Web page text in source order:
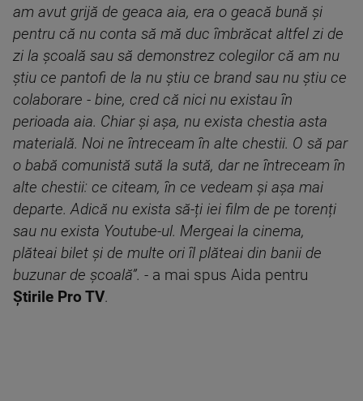
am avut grijă de geaca aia, era o geacă bună și
pentru că nu conta să mă duc îmbrăcat altfel zi de
zi la școală sau să demonstrez colegilor că am nu
știu ce pantofi de la nu știu ce brand sau nu știu ce
colaborare - bine, cred că nici nu existau în
perioada aia. Chiar și așa, nu exista chestia asta
materială. Noi ne întreceam în alte chestii. O să par
o babă comunistă sută la sută, dar ne întreceam în
alte chestii: ce citeam, în ce vedeam și așa mai
departe. Adică nu exista să-ți iei film de pe torenți
sau nu exista Youtube-ul. Mergeai la cinema,
plăteai bilet și de multe ori îl plăteai din banii de
buzunar de școală”. - a mai spus Aida pentru
Știrile Pro TV.